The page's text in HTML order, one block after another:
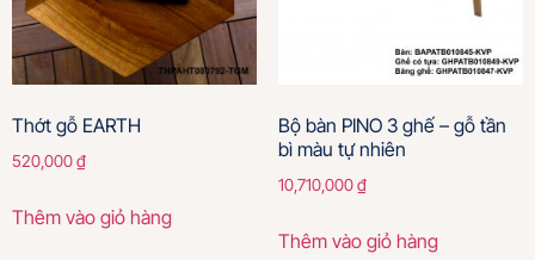
Thớt gỗ EARTH
520,000₫
Thêm vào giỏ hàng
Bộ bàn PINO 3 ghế – gỗ tần
bì màu tự nhiên
10,710,000₫
Thêm vào giỏ hàng